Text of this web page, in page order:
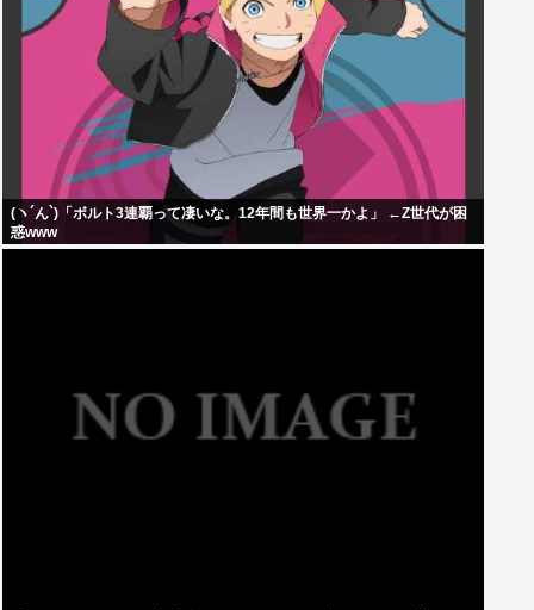
(ヽ´ん`)「ボルト3連覇って凄いな。12年間も世界一かよ」 ←Z世代が困
惑www